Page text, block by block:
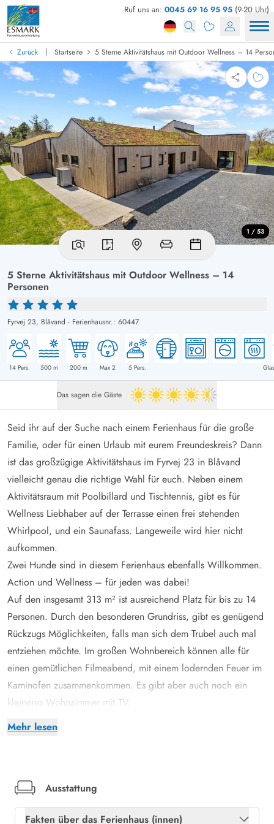
Ruf uns an: 0045 69 16 95 95 (9-20 Uhr)
Zurück | Startseite 5 Sterne Aktivitätshaus mit Outdoor Wellness – 14
5 Sterne Aktivitätshaus mit Outdoor Wellness – 14
Personen
Fyrvej 23, Blåvand - Ferienhausnr.: 60447
14 Pers. 500m 200m Max 2 5Pers.
1 / 53
Das sagen die Gäste 4.5 von 5
Mehr lesen
Seid ihr auf der Suche nach einem Ferienhaus für die große
Familie, oder für einen Urlaub mit eurem Freundeskreis? Dann
ist das großzügige Aktivitätshaus im Fyrvej 23 in Blåvand
vielleicht genau die richtige Wahl für euch. Neben einem
Aktivitätsraum mit Poolbillard und Tischtennis, gibt es für
Wellness Liebhaber auf der Terrasse einen frei stehenden
Whirlpool, und ein Saunafass. Langeweile wird hier nicht
aufkommen.
Zwei Hunde sind in diesem Ferienhaus ebenfalls Willkommen.
Action und Wellness – für jeden was dabei!
Auf den insgesamt 313 m² ist ausreichend Platz für bis zu 14
Personen. Durch den besonderen Grundriss, gibt es genügend
Rückzugs Möglichkeiten, falls man sich dem Trubel auch mal
entziehen möchte. Im großen Wohnbereich können alle für
einen gemütlichen Filmeabend, mit einem lodernden Feuer im
Kaminofen zusammenkommen. Es gibt aber auch noch ein
kleineres Wohnzimmer mit TV.
Für alle die Action lieben, gibt es einen Aktivitätsraum mit
In der großzügigen Wohnküche könnt ihr alle gemeinsam ein
leckeres Abendessen zubereiten, und an dem langen Esstisch
Ausstattung
Fakten über das Ferienhaus (innen)